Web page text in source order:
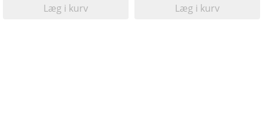
Læg i kurv Læg i kurv